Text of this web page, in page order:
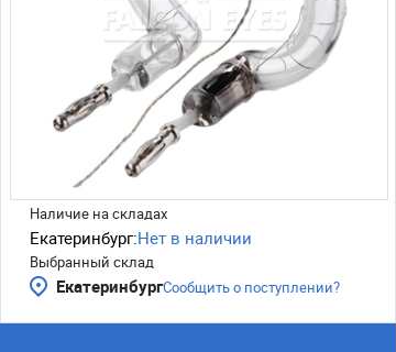
Наличие на складах
Екатеринбург:Нет в наличии
Выбранный склад
ЕкатеринбургСообщить о поступлении?